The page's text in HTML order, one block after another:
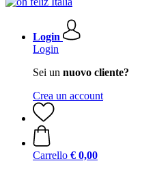
Login
Login
Sei un nuovo cliente?
Crea un account
Carrello € 0,00